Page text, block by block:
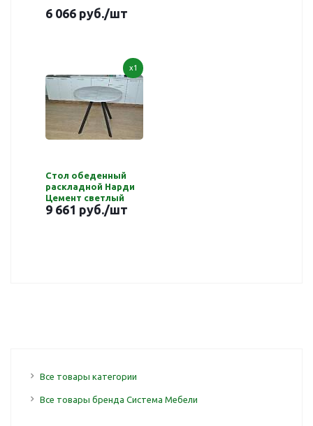
6 066 руб./шт
x1
Стол обеденный
раскладной Нарди
Цемент светлый
9 661 руб./шт
Все товары категории
Все товары бренда Система Мебели